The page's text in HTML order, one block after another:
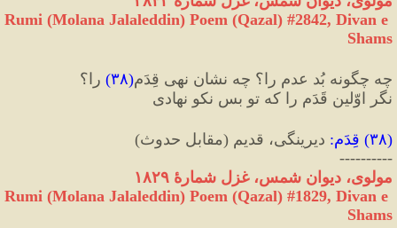
Rumi (Molana Jalaleddin) Poem (Qazal) #2842, Divan e
Shams
چه چگونه بُد عدم را؟ چه نشان نهی قِدَم(۳۸) را؟
نگر اوّلین قَدَم را که تو بس نکو نهادی
(۳۸) قِدَم: دیرینگی، قدیم (مقابل حدوث)
----------
مولوی، دیوان شمس، غزل شمارهٔ ۱۸۲۹
Rumi (Molana Jalaleddin) Poem (Qazal) #1829, Divan e
Shams